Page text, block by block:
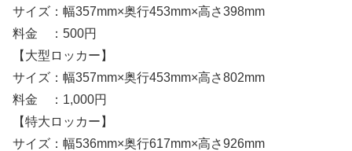
サイズ：幅357mm×奥行453mm×高さ398mm
料金 ：500円
【大型ロッカー】
サイズ：幅357mm×奥行453mm×高さ802mm
料金 ：1,000円
【特大ロッカー】
サイズ：幅536mm×奥行617mm×高さ926mm